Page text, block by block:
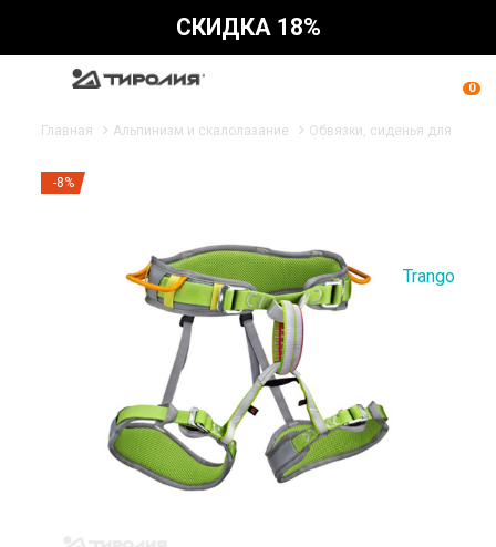
СКИДКА 18%
0
Главная Альпинизм и скалолазание Обвязки, сиденья для
-8%
Trango